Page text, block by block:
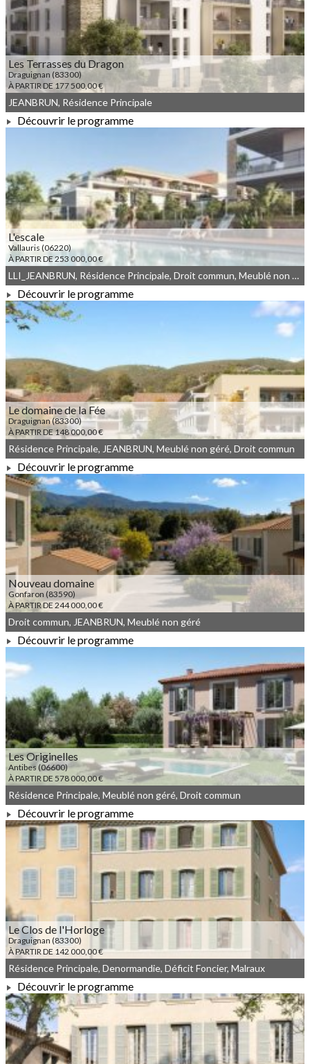
Les Terrasses du Dragon
Draguignan (83300)
À PARTIR DE 177 500,00 €
À PARTIR DE 177 500,00 €
JEANBRUN, Résidence Principale
Découvrir le programme
L'escale
Vallauris (06220)
À PARTIR DE 253 000,00 €
À PARTIR DE 253 000,00 €
LLI_JEANBRUN, Résidence Principale, Droit commun, Meublé non géré, JEANBRUN, LLI
Découvrir le programme
Le domaine de la Fée
Draguignan (83300)
À PARTIR DE 148 000,00 €
À PARTIR DE 148 000,00 €
Résidence Principale, JEANBRUN, Meublé non géré, Droit commun
Découvrir le programme
Nouveau domaine
Gonfaron (83590)
À PARTIR DE 244 000,00 €
À PARTIR DE 244 000,00 €
Droit commun, JEANBRUN, Meublé non géré
Découvrir le programme
Les Originelles
Antibes (06600)
À PARTIR DE 578 000,00 €
À PARTIR DE 578 000,00 €
Résidence Principale, Meublé non géré, Droit commun
Découvrir le programme
Le Clos de l'Horloge
Draguignan (83300)
À PARTIR DE 142 000,00 €
À PARTIR DE 142 000,00 €
Résidence Principale, Denormandie, Déficit Foncier, Malraux
Découvrir le programme